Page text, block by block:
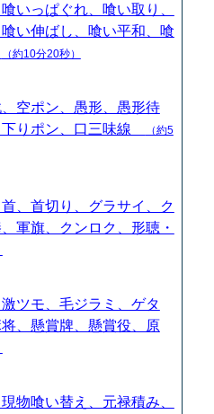
いっぱぐれ、喰い取り、
い伸ばし、喰い平和、喰
（約10分20秒）
空ポン、愚形、愚形待
下りポン、口三味線
（約5
、首切り、グラサイ、ク
軍旗、クンロク、形聴・
ツモ、毛ジラミ、ゲタ
、懸賞牌、懸賞役、原
物喰い替え、元禄積み、